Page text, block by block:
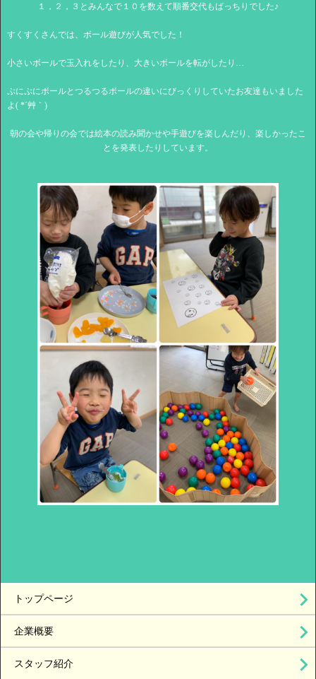
１，２，３とみんなで１０を数えて順番交代もばっちりでした♪
すくすくさんでは、ボール遊びが人気でした！
小さいボールで玉入れをしたり、大きいボールを転がしたり…
ぷにぷにボールとつるつるボールの違いにびっくりしていたお友達もいました
よ( *´艸｀)
朝の会や帰りの会では絵本の読み聞かせや手遊びを楽しんだり、楽しかったこ
とを発表したりしています。
トップページ
企業概要
スタッフ紹介